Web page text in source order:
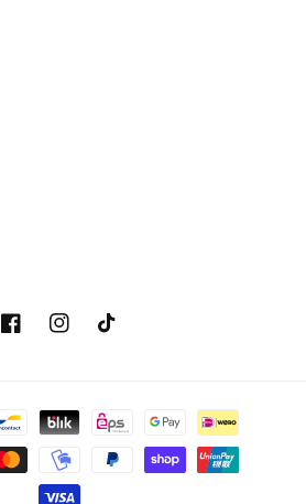
FacebookInstagramTikTok